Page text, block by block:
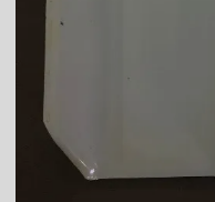
Telha de barro preço
Telha de barro preço unidade
Telha de barro quadrada
Telha de barro romana